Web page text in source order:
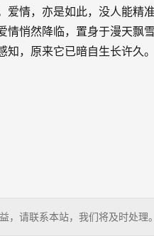
爱情，亦是如此，没人能精
情悄然降临，置身于漫天飘
，原来它已暗自生长许久。
请联系本站，我们将及时处理。